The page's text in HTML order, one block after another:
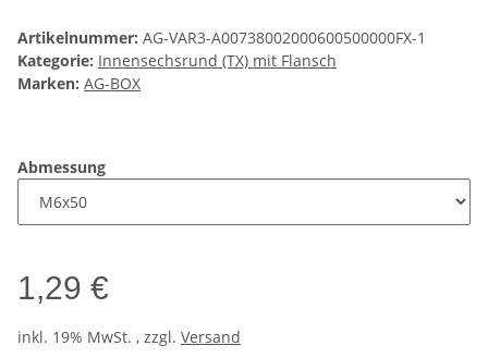
Artikelnummer: AG-VAR3-A00738002000600500000FX-1
Kategorie: Innensechsrund (TX) mit Flansch
Marken: AG-BOX
Abmessung
1,29 €
inkl. 19% MwSt. , zzgl. Versand